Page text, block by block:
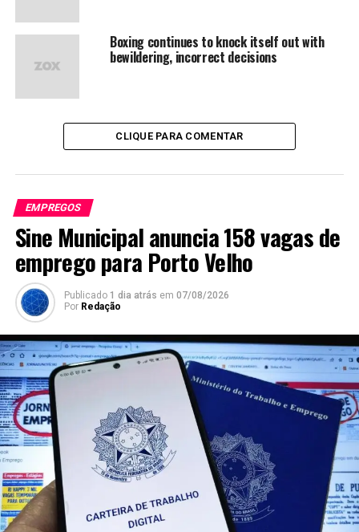
Boxing continues to knock itself out with
bewildering, incorrect decisions
CLIQUE PARA COMENTAR
EMPREGOS
Sine Municipal anuncia 158 vagas de
emprego para Porto Velho
Publicado 1 dia atrás em 07/08/2026
Por Redação